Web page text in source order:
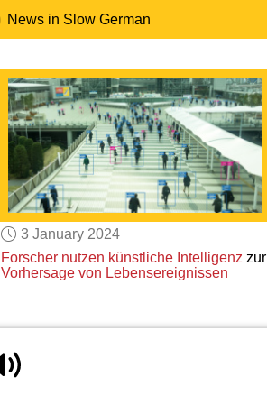
News in Slow German
3 January 2024
Forscher nutzen künstliche Intelligenzzur
Vorhersage von Lebensereignissen